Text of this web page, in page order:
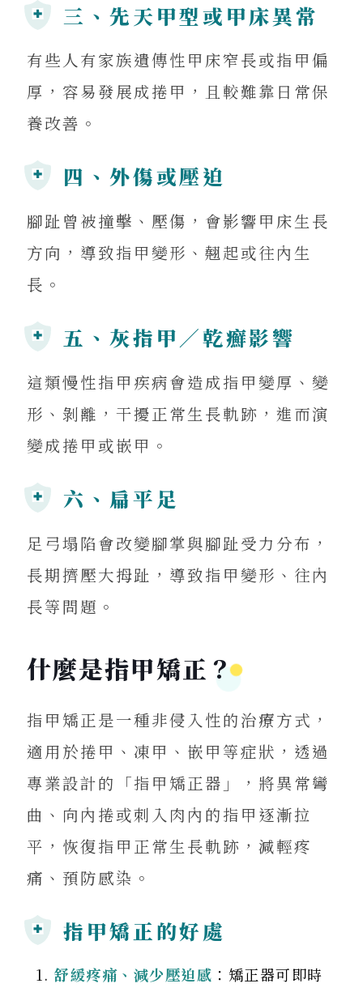
三、先天甲型或甲床異常
有些人有家族遺傳性甲床窄長或指甲偏
厚，容易發展成捲甲，且較難靠日常保
養改善。
四、外傷或壓迫
腳趾曾被撞擊、壓傷，會影響甲床生長
方向，導致指甲變形、翹起或往內生
長。
五、灰指甲／乾癬影響
這類慢性指甲疾病會造成指甲變厚、變
形、剝離，干擾正常生長軌跡，進而演
變成捲甲或嵌甲。
六、扁平足
足弓塌陷會改變腳掌與腳趾受力分布，
長期擠壓大拇趾，導致指甲變形、往內
長等問題。
什麼是指甲矯正？
指甲矯正是一種非侵入性的治療方式，
適用於捲甲、凍甲、嵌甲等症狀，透過
專業設計的「指甲矯正器」，將異常彎
曲、向內捲或刺入肉內的指甲逐漸拉
平，恢復指甲正常生長軌跡，減輕疼
痛、預防感染。
指甲矯正的好處
舒緩疼痛、減少壓迫感 ：矯正器可即時